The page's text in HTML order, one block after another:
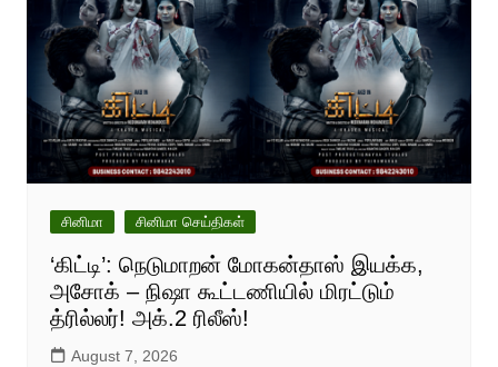
சினிமா சினிமா செய்திகள்
‘கிட்டி’: நெடுமாறன் மோகன்தாஸ் இயக்க,
அசோக் – நிஷா கூட்டணியில் மிரட்டும்
த்ரில்லர்! அக்.2 ரிலீஸ்!
August 7, 2026